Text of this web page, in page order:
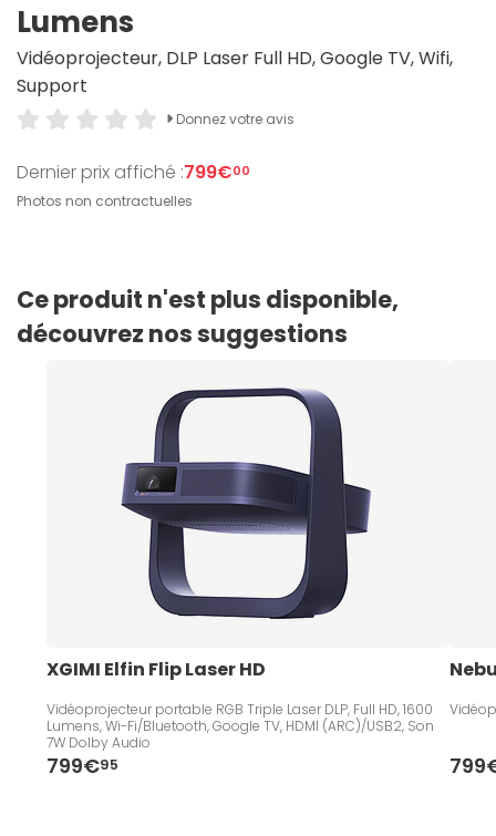
Lumens
Vidéoprojecteur, DLP Laser Full HD, Google TV, Wifi,
Support
Donnez votre avis
Dernier prix affiché :799€00
Photos non contractuelles
Ce produit n'est plus disponible,
découvrez nos suggestions
XGIMI Elfin Flip Laser HD
Vidéoprojecteur portable RGB Triple Laser DLP, Full HD, 1600
Lumens, Wi-Fi/Bluetooth, Google TV, HDMI (ARC)/USB2, Son
7W Dolby Audio
799€95